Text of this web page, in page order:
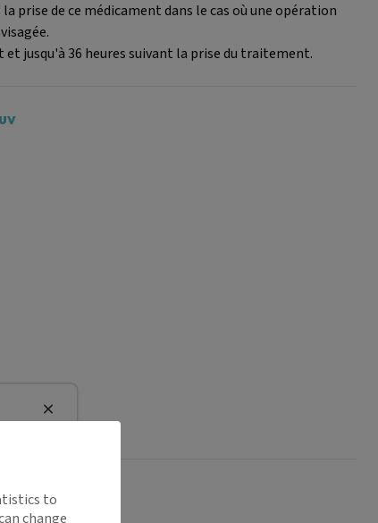
prise de ce médicament dans le cas où une opération
jusqu'à 36 heures suivant la prise du traitement.
Close
to
change